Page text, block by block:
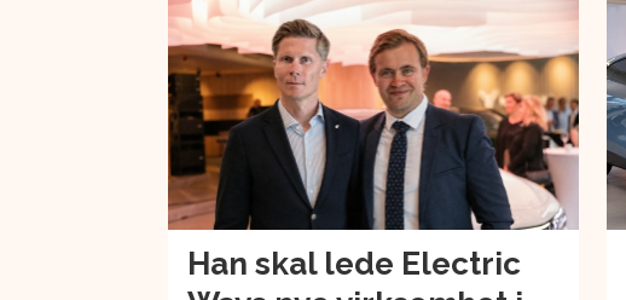
Han skal lede Electric